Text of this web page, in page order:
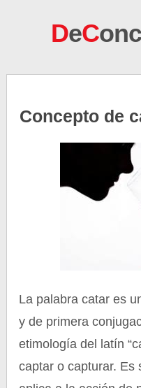
DeC
Concepto de
La palabra catar es
y de primera
etimología del latín
captar o capturar. Es